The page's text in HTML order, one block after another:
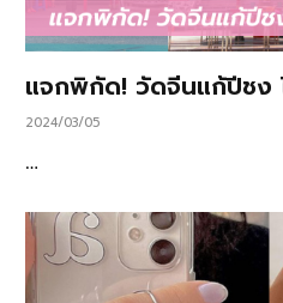
แจกพิกัด! วัดจีนแก้ปีชง
2024/03/05
…